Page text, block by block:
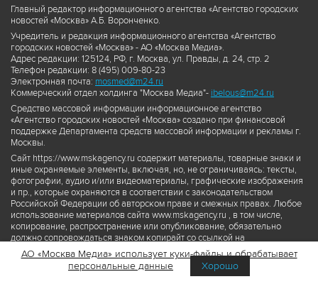
Главный редактор информационного агентства «Агентство городских
новостей «Москва» А.Б. Воронченко.
Учредитель и редакция информационного агентства «Агентство
городских новостей «Москва» - АО «Москва Медиа».
Адрес редакции: 125124, РФ, г. Москва, ул. Правды, д. 24, стр. 2
Телефон редакции: 8 (495) 009-80-23
Электронная почта: mosmed@m24.ru
Коммерческий отдел холдинга "Москва Медиа"- ibelous@m24.ru
Средство массовой информации информационное агентство
«Агентство городских новостей «Москва» создано при финансовой
поддержке Департамента средств массовой информации и рекламы г.
Москвы.
Сайт https://www.mskagency.ru содержит материалы, товарные знаки и
иные охраняемые элементы, включая, но, не ограничиваясь: тексты,
фотографии, аудио и/или видеоматериалы, графические изображения
и пр., которые охраняются в соответствии с законодательством
Российской Федерации об авторском праве и смежных правах. Любое
использование материалов сайта www.mskagency.ru , в том числе,
копирование, распространение или опубликование, обязательно
должно сопровождаться знаком копирайт со ссылкой на
правообладателя © АО «Москва Медиа», а также гиперссылкой на сайт
www.mskagency.ru как на первоисточник информации. Переработка
материалов сайта www.mskagency.ru не допускается.
АО «Москва Медиа» использует куки-файлы и обрабатывает
персональные данные
Хорошо